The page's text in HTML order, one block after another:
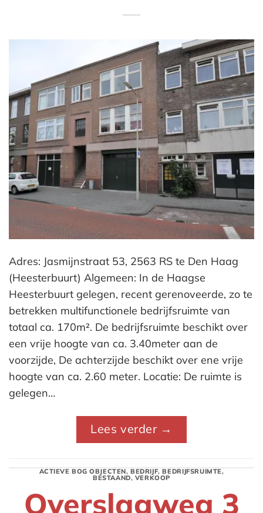
Adres: Jasmijnstraat 53, 2563 RS te Den Haag
(Heesterbuurt) Algemeen: In de Haagse
Heesterbuurt gelegen, recent gerenoveerde, zo te
betrekken multifunctionele bedrijfsruimte van
totaal ca. 170m². De bedrijfsruimte beschikt over
een vrije hoogte van ca. 3.40meter aan de
voorzijde, De achterzijde beschikt over ene vrije
hoogte van ca. 2.60 meter. Locatie: De ruimte is
gelegen…
Lees verder →
ACTIEVE BOG OBJECTEN, BEDRIJF,BEDRIJFSRUIMTE,
BESTAAND, VERKOOP
Overslagweg 3